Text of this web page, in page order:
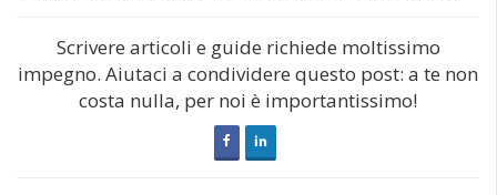
Scrivere articoli e guide richiede moltissimo
impegno. Aiutaci a condividere questo post: a te non
costa nulla, per noi è importantissimo!